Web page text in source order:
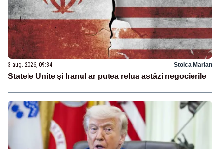
3 aug. 2026, 09:34 Stoica Marian
Statele Unite şi Iranul ar putea relua astăzi negocierile